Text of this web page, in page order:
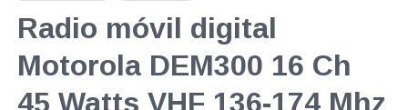
Radio móvil digital
Motorola DEM300 16 Ch
45 Watts VHF 136-174 Mhz